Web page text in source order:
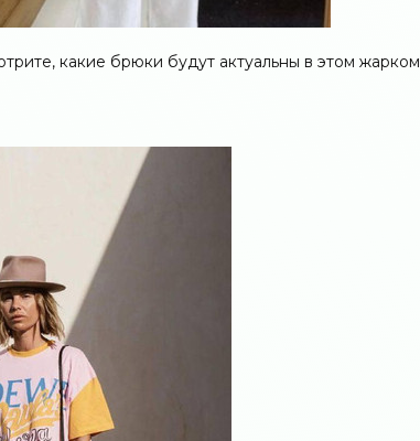
какие брюки будут актуальны в этом жарком